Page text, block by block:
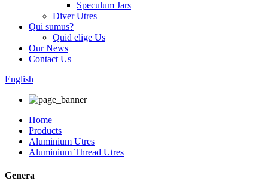
Speculum Jars
Diver Utres
Qui sumus?
Quid elige Us
Our News
Contact Us
English
Home
Products
Aluminium Utres
Aluminium Thread Utres
Genera